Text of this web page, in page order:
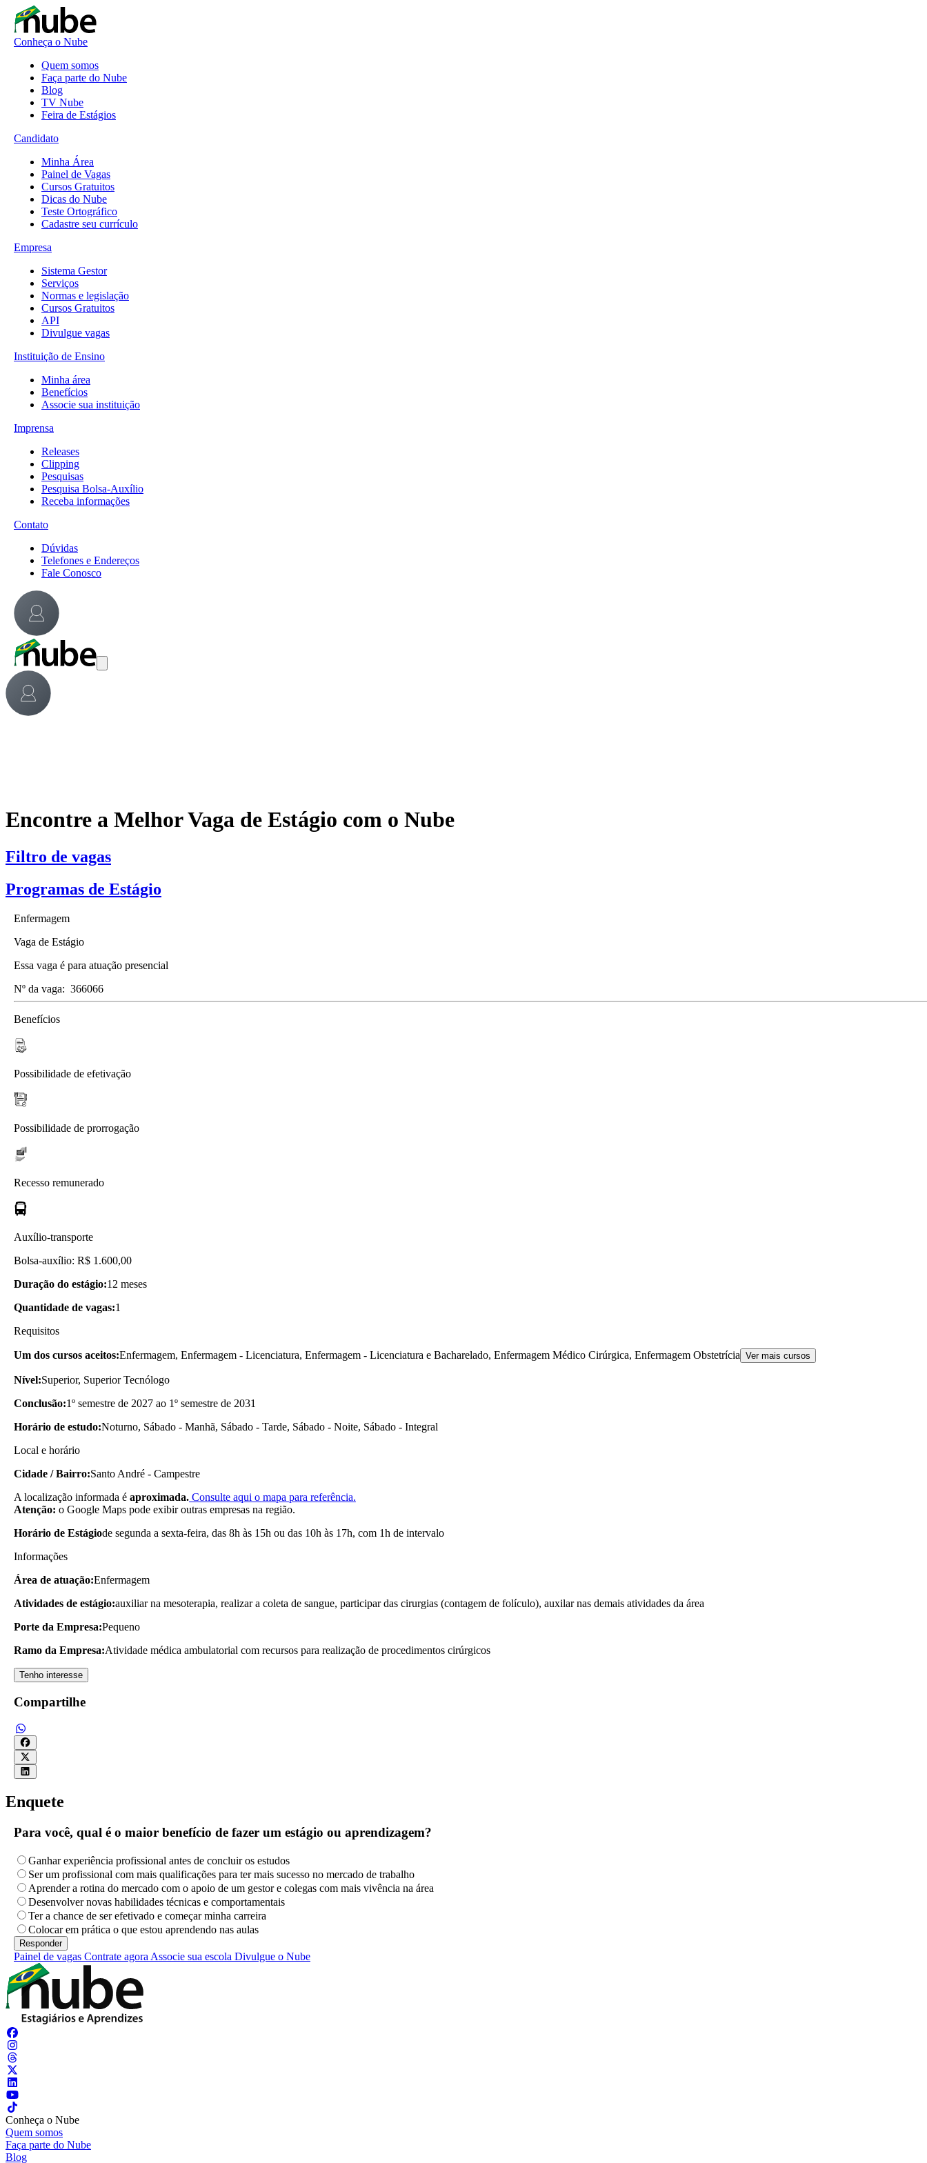
Conheça o Nube
Quem somos
Faça parte do Nube
Blog
TV Nube
Feira de Estágios
Candidato
Minha Área
Painel de Vagas
Cursos Gratuitos
Dicas do Nube
Teste Ortográfico
Cadastre seu currículo
Empresa
Sistema Gestor
Serviços
Normas e legislação
Cursos Gratuitos
API
Divulgue vagas
Instituição de Ensino
Minha área
Benefícios
Associe sua instituição
Imprensa
Releases
Clipping
Pesquisas
Pesquisa Bolsa-Auxílio
Receba informações
Contato
Dúvidas
Telefones e Endereços
Fale Conosco
Encontre a Melhor Vaga de Estágio com o Nube
Filtro de vagas
Programas de Estágio
Enfermagem
Vaga de Estágio
Essa vaga é para atuação presencial
Nº da vaga: 366066
Benefícios
Possibilidade de efetivação
Possibilidade de prorrogação
Recesso remunerado
Auxílio-transporte
Bolsa-auxílio: R$ 1.600,00
Duração do estágio:12 meses
Quantidade de vagas:1
Requisitos
Um dos cursos aceitos:Enfermagem, Enfermagem - Licenciatura, Enfermagem - Licenciatura e Bacharelado, Enfermagem Médico Cirúrgica, Enfermagem Obstetrícia Ver mais cursos
Nível:Superior, Superior Tecnólogo
Conclusão:1º semestre de 2027 ao 1º semestre de 2031
Horário de estudo:Noturno, Sábado - Manhã, Sábado - Tarde, Sábado - Noite, Sábado - Integral
Local e horário
Cidade / Bairro:Santo André - Campestre
A localização informada é aproximada. Consulte aqui o mapa para referência.
Atenção: o Google Maps pode exibir outras empresas na região.
Horário de Estágiode segunda a sexta-feira, das 8h às 15h ou das 10h às 17h, com 1h de intervalo
Informações
Área de atuação:Enfermagem
Atividades de estágio:auxiliar na mesoterapia, realizar a coleta de sangue, participar das cirurgias (contagem de folículo), auxilar nas demais atividades da área
Porte da Empresa:Pequeno
Ramo da Empresa:Atividade médica ambulatorial com recursos para realização de procedimentos cirúrgicos
Tenho interesse
Compartilhe
Enquete
Para você, qual é o maior benefício de fazer um estágio ou aprendizagem?
Ganhar experiência profissional antes de concluir os estudos
Ser um profissional com mais qualificações para ter mais sucesso no mercado de trabalho
Aprender a rotina do mercado com o apoio de um gestor e colegas com mais vivência na área
Desenvolver novas habilidades técnicas e comportamentais
Ter a chance de ser efetivado e começar minha carreira
Colocar em prática o que estou aprendendo nas aulas
Painel de vagas Contrate agora Associe sua escola Divulgue o Nube
Conheça o Nube
Quem somos
Faça parte do Nube
Blog